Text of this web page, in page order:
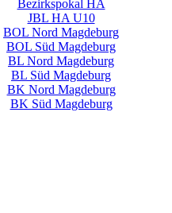
Bezirkspokal HA
JBL HA U10
BOL Nord Magdeburg
BOL Süd Magdeburg
BL Nord Magdeburg
BL Süd Magdeburg
BK Nord Magdeburg
BK Süd Magdeburg